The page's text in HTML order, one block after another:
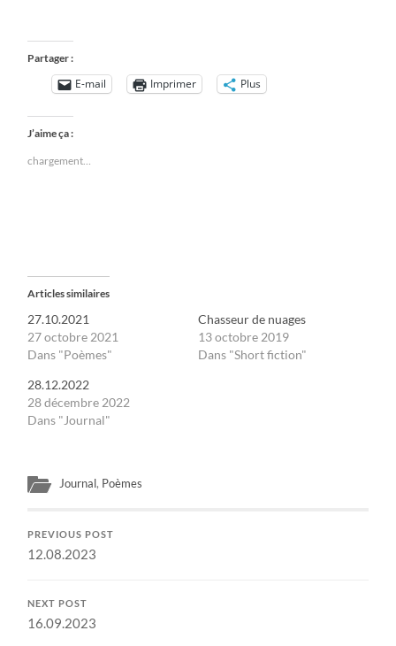
Partager :
E-mail Imprimer Plus
J’aime ça :
chargement…
Articles similaires
27.10.2021
27 octobre 2021
Dans "Poèmes"
Chasseur de nuages
13 octobre 2019
Dans "Short fiction"
28.12.2022
28 décembre 2022
Dans "Journal"
Journal, Poèmes
PREVIOUS POST
12.08.2023
NEXT POST
16.09.2023